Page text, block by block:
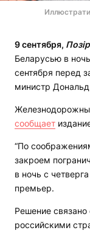
9 сентября,
Беларусью в
сентября перед
министр
сообщает
“По
закроем
в ночь с
премьер.
Решение
российскими